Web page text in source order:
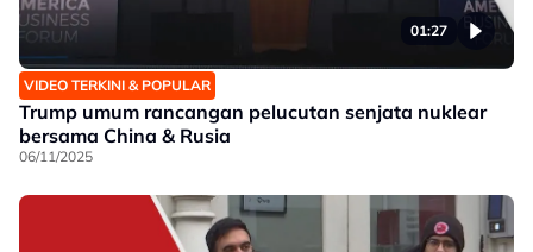
01:27
VIDEO TERKINI & POPULAR
Trump umum rancangan pelucutan senjata nuklear
bersama China & Rusia
06/11/2025